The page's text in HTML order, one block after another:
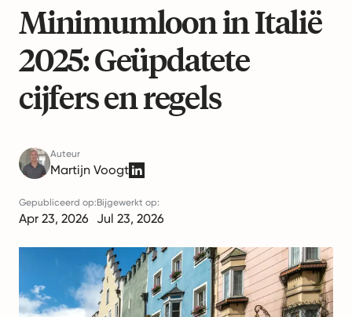
Minimumloon in Italië
2025: Geüpdatete
cijfers en regels
Auteur
Martijn Voogt
Gepubliceerd op:
Apr 23, 2026
Bijgewerkt op:
Jul 23, 2026